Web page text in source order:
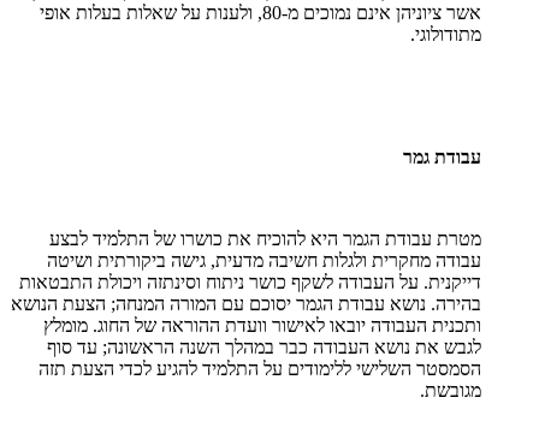
אשר ציוניהן אינם נמוכים מ-80, ולענות על שאלות בעלות אופי
מתודולוגי.
עבודת גמר
מטרת עבודת הגמר היא להוכיח את כושרו של התלמיד לבצע
עבודה מחקרית ולגלות חשיבה מדעית, גישה ביקורתית ושיטה
דייקנית. על העבודה לשקף כושר ניתוח וסינתזה ויכולת התבטאות
בהירה. נושא עבודת הגמר יסוכם עם המורה המנחה; הצעת הנושא
ותכנית העבודה יובאו לאישור וועדת ההוראה של החוג. מומלץ
לגבש את נושא העבודה כבר במהלך השנה הראשונה; עד סוף
הסמסטר השלישי ללימודים על התלמיד להגיע לכדי הצעת תזה
מגובשת.